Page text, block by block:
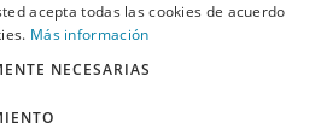
acepta todas las cookies de acuerdo
Más información
NECESARIAS